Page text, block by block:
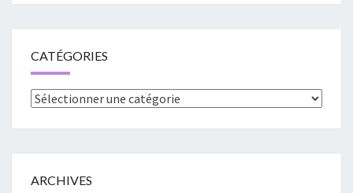
CATÉGORIES
Catégories
ARCHIVES